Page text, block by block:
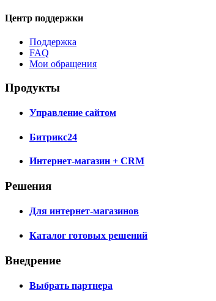
Центр поддержки
Поддержка
FAQ
Мои обращения
Продукты
Управление сайтом
Битрикс24
Интернет-магазин + CRM
Решения
Для интернет-магазинов
Каталог готовых решений
Внедрение
Выбрать партнера